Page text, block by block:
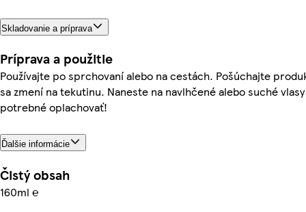
Skladovanie a príprava
Príprava a použitie
Používajte po sprchovaní alebo na cestách. Pošúchajte
sa zmení na tekutinu. Naneste na navlhčené alebo suché
potrebné oplachovať!
Ďalšie informácie
Čistý obsah
160ml ℮